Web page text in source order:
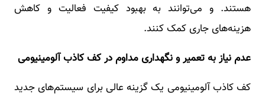
هستند. و می‌توانند به بهبود کیفیت فعالیت و کاهش
هزینه‌های جاری کمک کنند.
عدم نیاز به تعمیر و نگهداری مداوم در کف کاذب آلومینیومی
کف کاذب آلومینیومی یک گزینه عالی برای سیستم‌های جدید